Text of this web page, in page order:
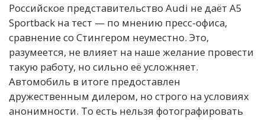
Российское представительство Audi не даёт A5
Sportback на тест — по мнению пресс-офиса,
сравнение со Стингером неуместно. Это,
разумеется, не влияет на наше желание провести
такую работу, но сильно её усложняет.
Автомобиль в итоге предоставлен
дружественным дилером, но строго на условиях
анонимности. То есть нельзя фотографировать